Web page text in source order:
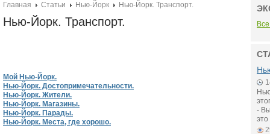
Главная Статьи Нью-Йорк Нью-Йорк. Транспорт.
Нью-Йорк. Транспорт.
Мой Нью-Йорк.
Нью-Йорк. Достопримечательности.
Нью-Йорк. Жители.
Нью-Йорк. Магазины.
Нью-Йорк. Парады.
Нью-Йорк. Места, где хорошо.
-
это